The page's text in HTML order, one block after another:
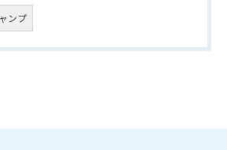
ンプ